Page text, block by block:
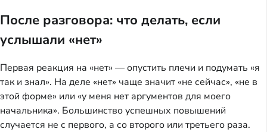
После разговора: что делать, если
услышали «нет»
Первая реакция на «нет» — опустить плечи и подумать «я
так и знал». На деле «нет» чаще значит «не сейчас», «не в
этой форме» или «у меня нет аргументов для моего
начальника». Большинство успешных повышений
случается не с первого, а со второго или третьего раза.